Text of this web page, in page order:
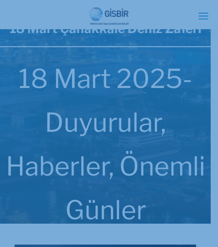
18 Mart Çanakkale Deniz Zaferi
18 Mart 2025-
Duyurular,
Haberler, Önemli
Günler